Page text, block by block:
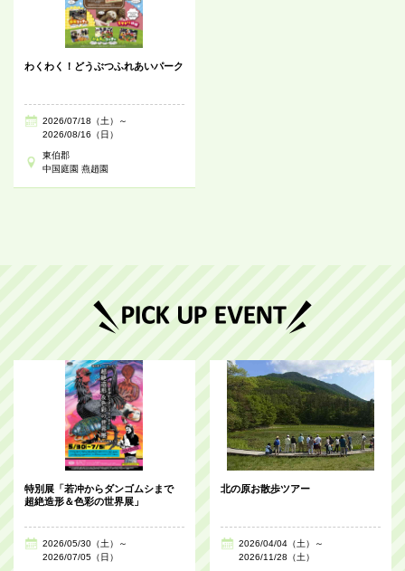
わくわく！どうぶつふれあいパーク
2026/07/18（土）～
2026/08/16（日）
東伯郡
中国庭園 燕趙園
特別展「若冲からダンゴムシまで
超絶造形＆色彩の世界展」
2026/05/30（土）～
2026/07/05（日）
北の原お散歩ツアー
2026/04/04（土）～
2026/11/28（土）